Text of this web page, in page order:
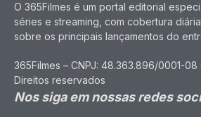
O 365Filmes é um portal editorial
séries e streaming, com cobertura
sobre os principais lançamentos do
365Filmes – CNPJ: 48.363.896/0001-
Direitos reservados
Nos siga em nossas redes